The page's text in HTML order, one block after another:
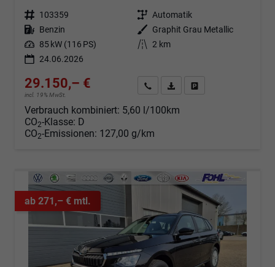
Fahrzeugnr. 103359 Getriebe Automatik
Kraftstoff Benzin Außenfarbe
Graphit Grau Metallic
Leistung 85 kW (116 PS) Kilometerstand 2 km
24.06.2026
29.150,– €
incl. 19% MwSt.
Angebot anfordern
Fahrzeugexpose (PDF)
Verbrauch kombiniert: 5,60 l/100km
CO2-Klasse: D
CO2-Emissionen: 127,00 g/km
ab 271,– € mtl.